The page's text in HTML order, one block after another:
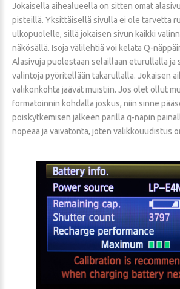
Jokaisella aihealueella on sitten omat
pisteillä. Yksittäisellä sivulla ei ole tarvetta
ulkopuolelle, sillä jokaisen sivun kaikki
näkösällä. Isoja välilehtiä voi kelata Q-
Alasivuja puolestaan selaillaan eturullalla ja
valintoja pyöritellään takarullalla. Jokaisen
valikonkohta jäävät muistiin. Jos olet ollut
formatoinnin kohdalla joskus, niin sinne
poiskytkemisen jälkeen parilla q-napin
nopeaa ja vaivatonta, joten valikkouudistus